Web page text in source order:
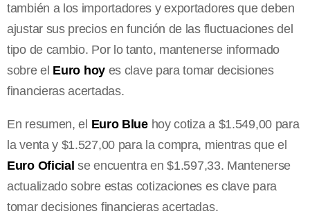
también a los importadores y exportadores que deben
ajustar sus precios en función de las fluctuaciones del
tipo de cambio. Por lo tanto, mantenerse informado
sobre el Euro hoyes clave para tomar decisiones
financieras acertadas.
En resumen, el Euro Bluehoy cotiza a $1.549,00 para
la venta y $1.527,00 para la compra, mientras que el
Euro Oficial se encuentra en $1.597,33. Mantenerse
actualizado sobre estas cotizaciones es clave para
tomar decisiones financieras acertadas.